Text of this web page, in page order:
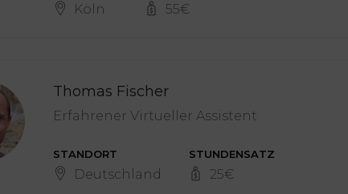
Köln 55€
Thomas Fischer
Erfahrener Virtueller Assistent
STANDORT
Deutschland
STUNDENSATZ
25€